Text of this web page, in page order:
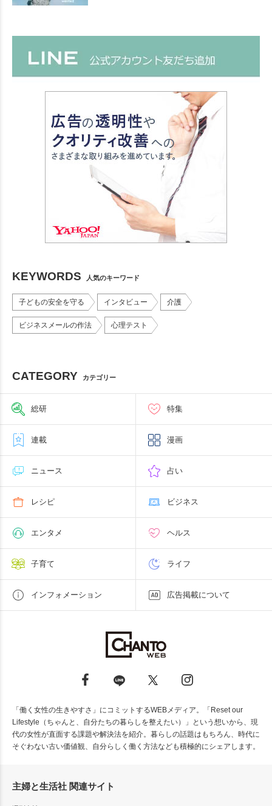
KEYWORDS 人気のキーワード
子どもの安全を守る インタビュー 介護
ビジネスメールの作法 心理テスト
CATEGORY カテゴリー
総研 特集
連載 漫画
ニュース 占い
レシピ ビジネス
エンタメ ヘルス
子育て ライフ
インフォメーション 広告掲載について
「働く女性の生きやすさ」にコミットするWEBメディア。「Reset our
Lifestyle（ちゃんと、自分たちの暮らしを整えたい）」という想いから、現
代の女性が直面する課題や解決法を紹介。暮らしの話題はもちろん、時代に
そぐわない古い価値観、自分らしく働く方法なども積極的にシェアします。
主婦と生活社 関連サイト